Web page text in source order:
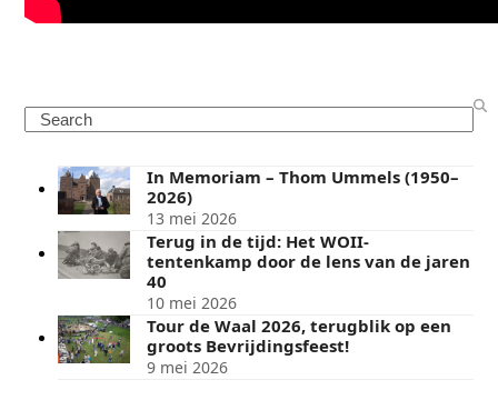
Search
In Memoriam – Thom Ummels (1950–
2026)
13 mei 2026
Terug in de tijd: Het WOII-
tentenkamp door de lens van de jaren
40
10 mei 2026
Tour de Waal 2026, terugblik op een
groots Bevrijdingsfeest!
9 mei 2026